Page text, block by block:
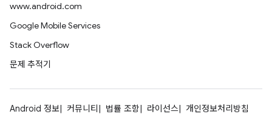
www.android.com
Google Mobile Services
Stack Overflow
문제 추적기
Android 정보 커뮤니티 법률 조항 라이선스
개인정보처리방침